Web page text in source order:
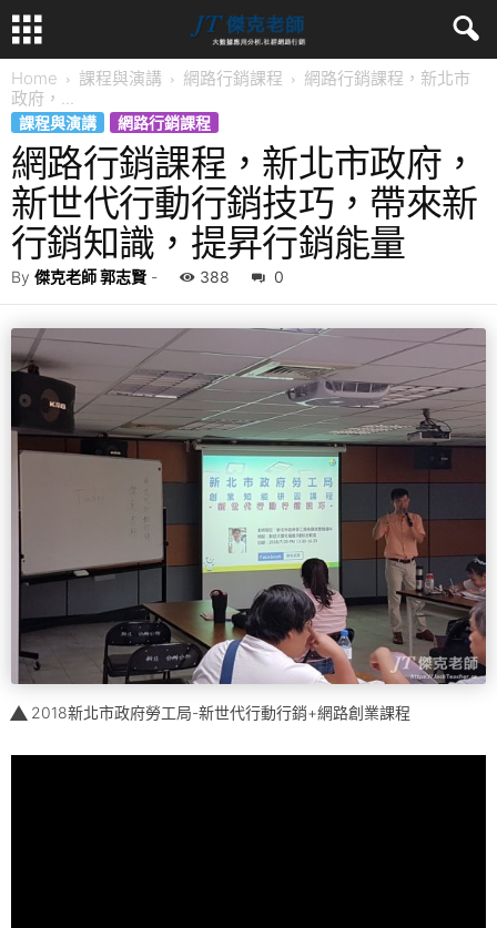
Home 課程與演講 網路行銷課程
網路行銷課程，新北市
政府，...
課程與演講 網路行銷課程
網路行銷課程，新北市政府，
新世代行動行銷技巧，帶來新
行銷知識，提昇行銷能量
By 傑克老師 郭志賢- 388 0
2018新北市政府勞工局-新世代行動行銷+網路創業課程